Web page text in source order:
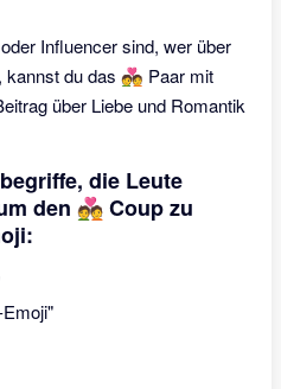
Influencer sind, wer über
kannst du das 💑 Paar mit
über Liebe und Romantik
die Leute
den 💑 Coup zu